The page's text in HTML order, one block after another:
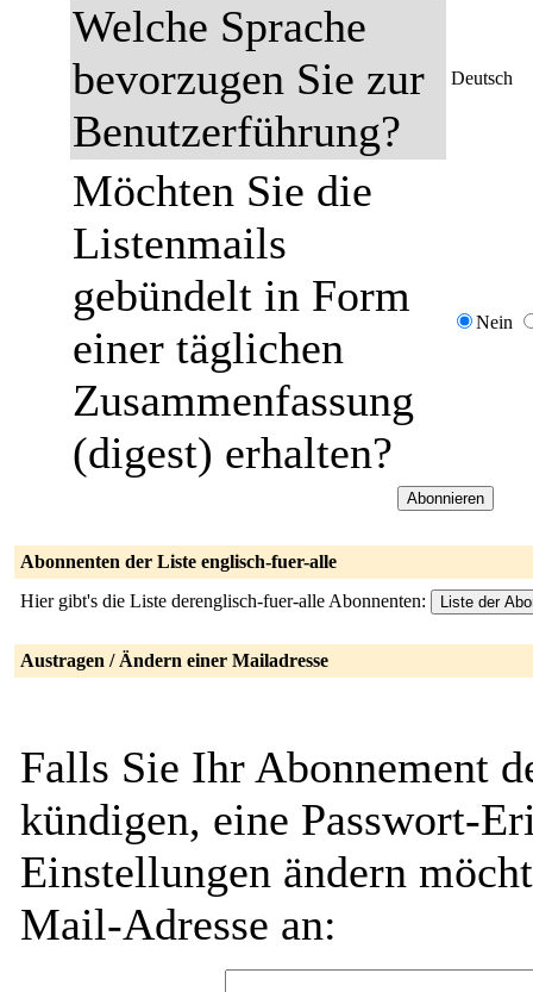
Welche Sprache
bevorzugen Sie zur
Benutzerführung?
Deutsch
Möchten Sie die
Listenmails
gebündelt in Form
einer täglichen
Zusammenfassung
(digest) erhalten?
Nein
Abonnenten der Liste englisch-fuer-alle
Hier gibt's die Liste derenglisch-fuer-alle Abonnenten:
Austragen / Ändern einer Mailadresse
Falls Sie Ihr Abonnement
kündigen, eine Passwort-
Einstellungen ändern
Mail-Adresse an: